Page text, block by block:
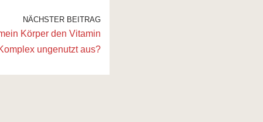
NÄCHSTER BEITRAG
Körper den Vitamin
ungenutzt aus?